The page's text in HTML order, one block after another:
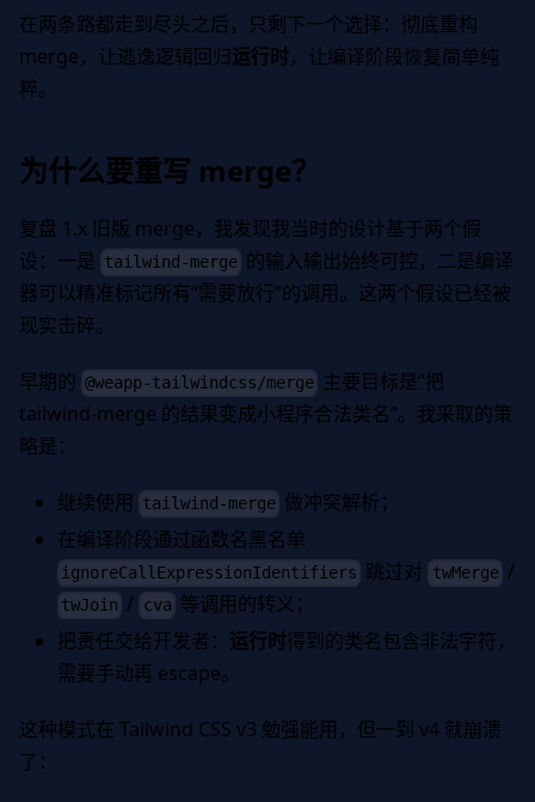
在两条路都走到尽头之后，只剩下一个选择：彻底重构
merge，让逃逸逻辑回归运行时，让编译阶段恢复简单纯
粹。
为什么要重写 merge？
复盘 1.x 旧版 merge，我发现我当时的设计基于两个假
设：一是 tailwind-merge 的输入输出始终可控，二是编译
器可以精准标记所有“需要放行”的调用。这两个假设已经被
现实击碎。
早期的 @weapp-tailwindcss/merge 主要目标是“把
tailwind-merge 的结果变成小程序合法类名”。我采取的策
略是：
继续使用 tailwind-merge 做冲突解析；
在编译阶段通过函数名黑名单
ignoreCallExpressionIdentifiers 跳过对 twMerge /
twJoin / cva 等调用的转义；
把责任交给开发者： 运行时得到的类名包含非法字符，
需要手动再 escape。
这种模式在 Tailwind CSS v3 勉强能用，但一到 v4 就崩溃
了：